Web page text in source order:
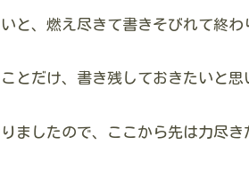
と、燃え尽きて書きそびれて終わ
とだけ、書き残しておきたいと思
ましたので、ここから先は力尽き